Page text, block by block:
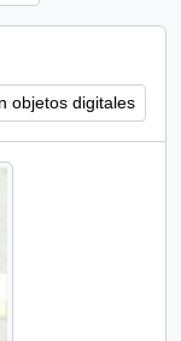
objetos digitales